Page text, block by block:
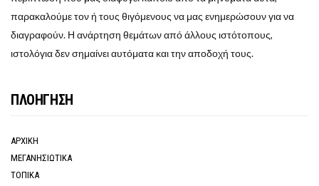
παρακαλούμε τον ή τους θιγόμενους να μας ενημερώσουν για να
διαγραφούν. Η ανάρτηση θεμάτων από άλλους ιστότοπους,
ιστολόγια δεν σημαίνει αυτόματα και την αποδοχή τους.
ΠΛΟΗΓΗΣΗ
ΑΡΧΙΚΗ
ΜΕΓΑΝΗΣΙΩΤΙΚΑ
ΤΟΠΙΚΑ